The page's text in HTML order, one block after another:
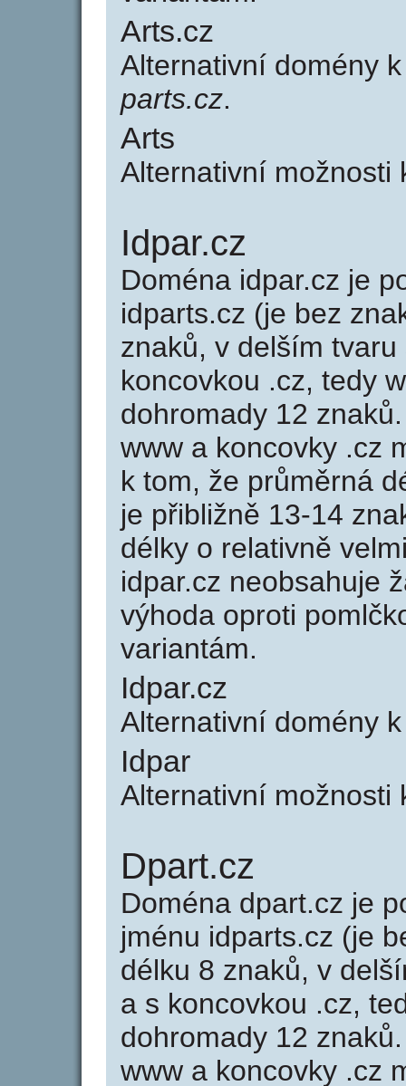
Arts.cz
Alternativní domény
parts.cz.
Arts
Alternativní
Idpar.cz
Doména idpar.cz je
idparts.cz (je bez
znaků, v delším
koncovkou .cz, tedy
dohromady 12
www a koncovky .cz
k tom, že průměrná
je přibližně 13-14
délky o relativně
idpar.cz neobsahuje
výhoda oproti
variantám.
Idpar.cz
Alternativní domény
Idpar
Alternativní
Dpart.cz
Doména dpart.cz je
jménu idparts.cz (je
délku 8 znaků, v
a s koncovkou .cz,
dohromady 12
www a koncovky .cz